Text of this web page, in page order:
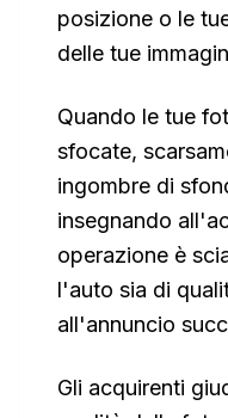
posizione o le
delle tue
Quando le tue
sfocate,
ingombre di
insegnando
operazione è
l'auto sia di
all'annuncio
Gli acquirenti